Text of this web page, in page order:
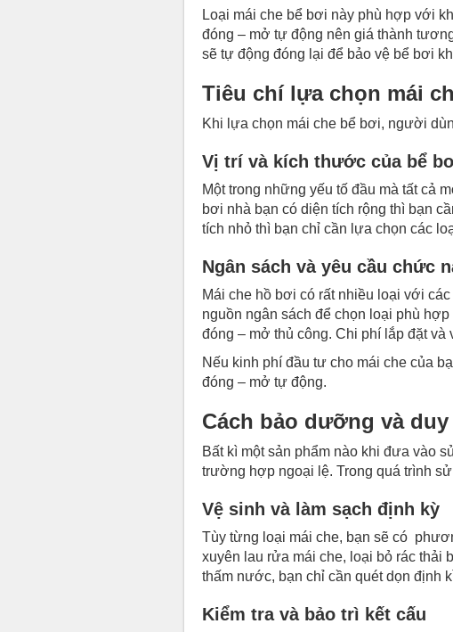
Loại mái che bể bơi này phù hợp với
đóng – mở tự động nên giá thành
sẽ tự động đóng lại để bảo vệ bể bơi
Tiêu chí lựa chọn mái
Khi lựa chọn mái che bể bơi, người
Vị trí và kích thước của bể
Một trong những yếu tố đầu mà tất cả
bơi nhà bạn có diện tích rộng thì bạn
tích nhỏ thì bạn chỉ cần lựa chọn các
Ngân sách và yêu cầu chức
Mái che hồ bơi có rất nhiều loại với
nguồn ngân sách để chọn loại phù
đóng – mở thủ công. Chi phí lắp đặt và
Nếu kinh phí đầu tư cho mái che của
đóng – mở tự động.
Cách bảo dưỡng và
Bất kì một sản phẩm nào khi đưa vào
trường hợp ngoại lệ. Trong quá trình
Vệ sinh và làm sạch định kỳ
Tùy từng loại mái che, bạn sẽ có
xuyên lau rửa mái che, loại bỏ rác thải
thấm nước, bạn chỉ cần quét dọn định
Kiểm tra và bảo trì kết cấu